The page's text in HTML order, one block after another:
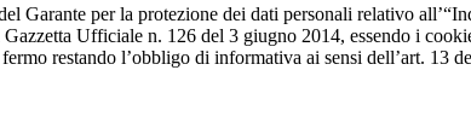
per la protezione dei dati personali relativo
Ufficiale n. 126 del 3 giugno 2014, essendo i
restando l’obbligo di informativa ai sensi dell’art. 13